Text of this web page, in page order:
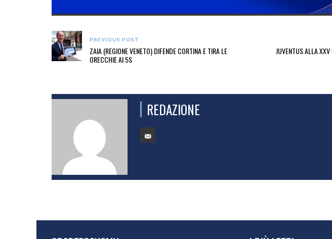
PREVIOUS POST
ZAIA (REGIONE VENETO) DIFENDE CORTINA E TIRA LE
ORECCHIE AI 5S
JUVENTUS ALLA
REDAZIONE